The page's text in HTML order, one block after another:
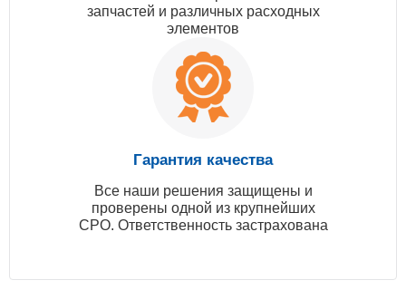
запчастей и различных расходных
элементов
Гарантия качества
Все наши решения защищены и
проверены одной из крупнейших
СРО. Ответственность застрахована